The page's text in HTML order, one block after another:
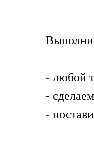
- любой
-
-